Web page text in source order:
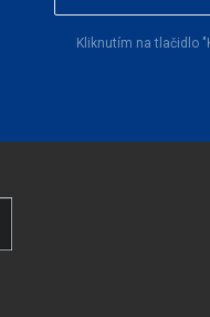
Kliknutím na tlačidlo